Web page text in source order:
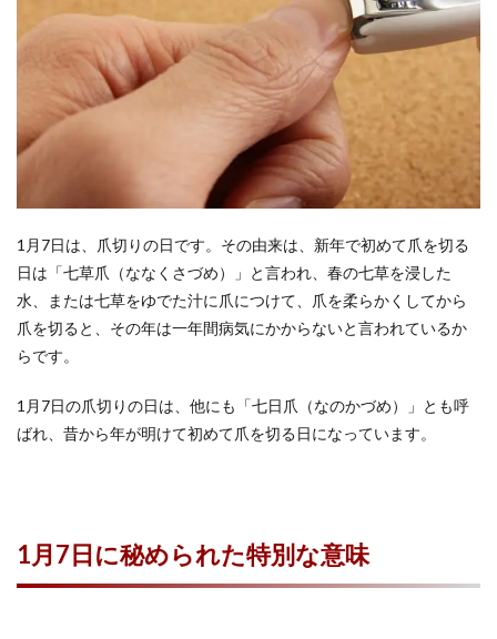
1月7日は、爪切りの日です。その由来は、新年で初めて爪を切る
日は「七草爪（ななくさづめ）」と言われ、春の七草を浸した
水、または七草をゆでた汁に爪につけて、爪を柔らかくしてから
爪を切ると、その年は一年間病気にかからないと言われているか
らです。
1月7日の爪切りの日は、他にも「七日爪（なのかづめ）」とも呼
ばれ、昔から年が明けて初めて爪を切る日になっています。
1月7日に秘められた特別な意味